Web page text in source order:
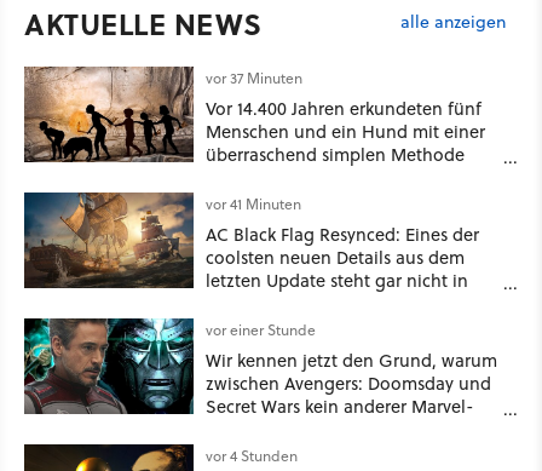
AKTUELLE NEWS alle anzeigen
vor 37 Minuten
Vor 14.400 Jahren erkundeten fünf
Menschen und ein Hund mit einer
überraschend simplen Methode
Spuren für die Ewigkeit
vor 41 Minuten
AC Black Flag Resynced: Eines der
coolsten neuen Details aus dem
letzten Update steht gar nicht in
vor einer Stunde
Wir kennen jetzt den Grund, warum
zwischen Avengers: Doomsday und
Secret Wars kein anderer Marvel-
vor 4 Stunden